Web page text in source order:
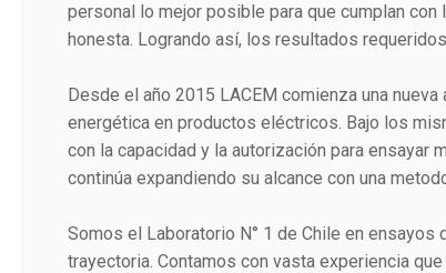
personal lo mejor posible para que cumplan
honesta. Logrando así, los resultados
Desde el año 2015 LACEM comienza una
energética en productos eléctricos. Bajo los
con la capacidad y la autorización para ensayar
continúa expandiendo su alcance con una
Somos el Laboratorio N° 1 de Chile en ensayos
trayectoria. Contamos con vasta experiencia